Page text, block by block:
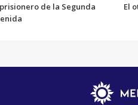
de la Segunda
El